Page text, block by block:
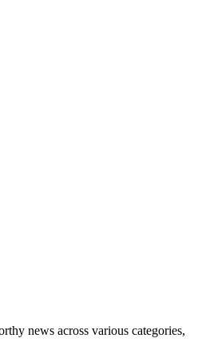
news across various categories,